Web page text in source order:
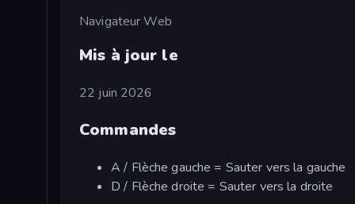
Navigateur Web
Mis à jour le
22 juin 2026
Commandes
A / Flèche gauche = Sauter vers la gauche
D / Flèche droite = Sauter vers la droite